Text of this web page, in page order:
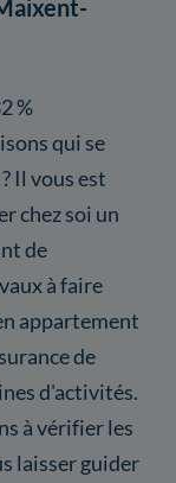
%
qui se
Il vous est
chez soi un
de
à faire
appartement
de
d'activités.
à vérifier les
laisser guider